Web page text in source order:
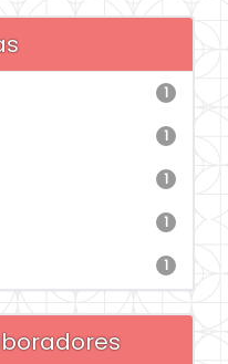
1
1
1
1
1